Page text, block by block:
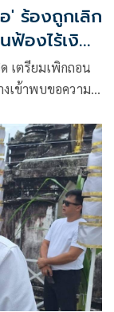
' ร้องถูกเลิก
ฟ้องไร้เงิน
เตรียมเพิกถอน
เข้าพบขอความ